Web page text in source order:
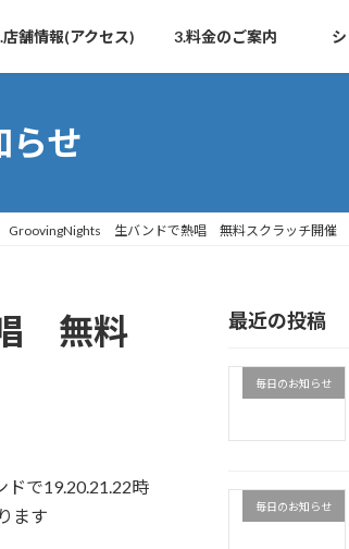
店舗情報(アクセス) 3.料金のご案内
らせ
GroovingNights 生バンドで熱唱 無料スクラッチ開催
無料
で19.20.21.22時
ます
最近の投稿
毎日のお知らせ
毎日のお知らせ